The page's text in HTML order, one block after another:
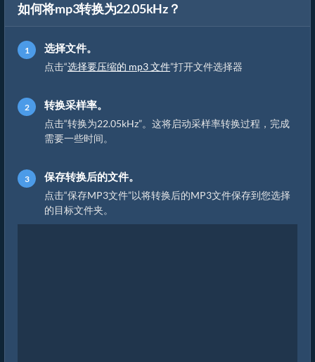
如何将mp3转换为22.05kHz？
选择文件。
点击“选择要压缩的 mp3 文件”打开文件选择器
转换采样率。
点击“转换为22.05kHz”。这将启动采样率转换过程，完成
需要一些时间。
保存转换后的文件。
点击“保存MP3文件”以将转换后的MP3文件保存到您选择
的目标文件夹。